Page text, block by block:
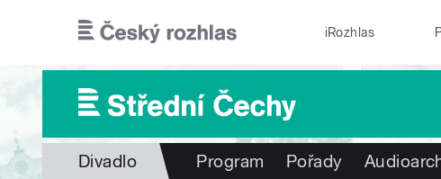
iRozhlas
Divadlo Program Pořady